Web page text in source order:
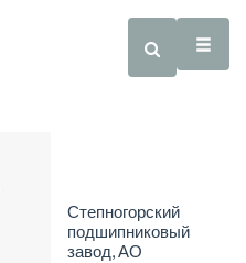
Степногорский
подшипниковый
завод, АО